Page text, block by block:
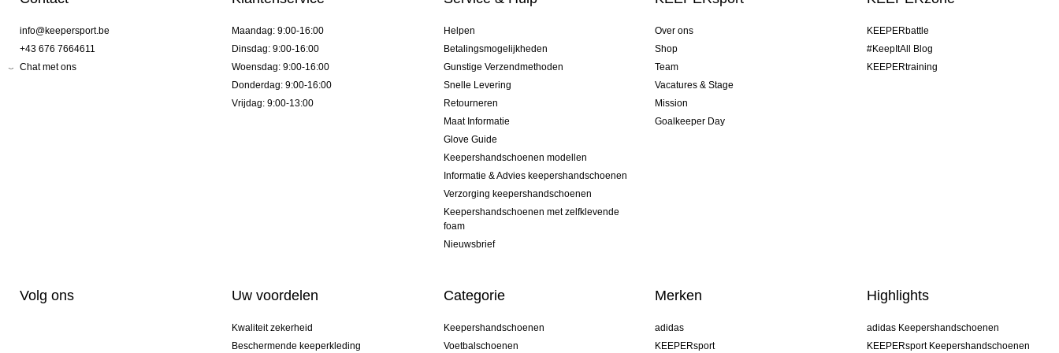
info@keepersport.be
+43 676 7664611
Chat met ons
Maandag: 9:00-16:00
Dinsdag: 9:00-16:00
Woensdag: 9:00-16:00
Donderdag: 9:00-16:00
Vrijdag: 9:00-13:00
Helpen
Betalingsmogelijkheden
Gunstige Verzendmethoden
Snelle Levering
Retourneren
Maat Informatie
Glove Guide
Keepershandschoenen modellen
Informatie & Advies keepershandschoenen
Verzorging keepershandschoenen
Keepershandschoenen met zelfklevende
foam
Nieuwsbrief
Over ons
Shop
Team
Vacatures & Stage
Mission
Goalkeeper Day
KEEPERbattle
#KeepItAll Blog
KEEPERtraining
Volg ons Uw voordelen
Kwaliteit zekerheid
Beschermende keeperkleding
Categorie
Keepershandschoenen
Voetbalschoenen
Merken
adidas
KEEPERsport
Highlights
adidas Keepershandschoenen
KEEPERsport Keepershandschoenen